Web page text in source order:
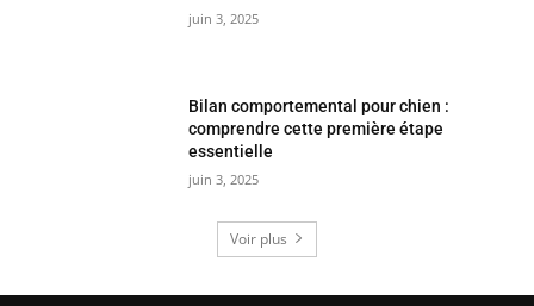
juin 3, 2025
Bilan comportemental pour chien :
comprendre cette première étape
essentielle
juin 3, 2025
Voir plus